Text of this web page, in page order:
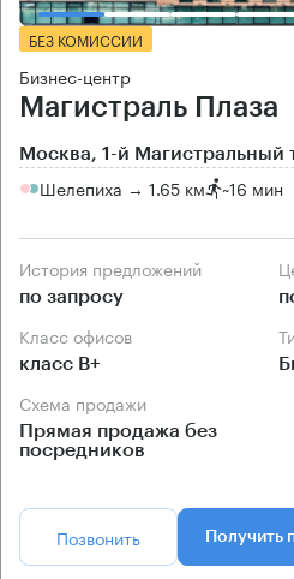
БЕЗ КОМИССИИ
Бизнес-центр
Магистраль Плаза
Москва, 1-й Магистральный
Шелепиха → 1.65 км ~16 мин
История предложений
по запросу
Класс офисов
класс B+
Схема продажи
Прямая продажа без
посредников
Позвонить Получить